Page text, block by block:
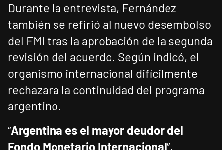
Durante la entrevista, Fernández
también se refirió al nuevo desembolso
del FMI tras la aprobación de la segunda
revisión del acuerdo. Según indicó, el
organismo internacional difícilmente
rechazara la continuidad del programa
argentino.
“Argentina es el mayor deudor del
Fondo Monetario Internacional”,